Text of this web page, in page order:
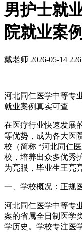
男护士就
院就业案
戴老师 2026-05-14
河北同仁医学中等专
就业案例真实可查
在医疗行业快速发展
等优势，成为各大医
校（简称 “河北同仁
校，培养出众多优秀
为亮眼，毕业生王亮
一、学校概况：正规
河北同仁医学中等专
案的省属全日制医学
学历史。学校专注医